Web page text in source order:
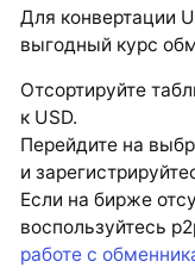
Для конвертации
выгодный курс
Отсортируйте
к USD.
Перейдите на
и
Если на бирже
воспользуйтесь
работе с